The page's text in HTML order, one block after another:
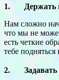
1. Держать
Нам сложно
что мы не
есть четкие
тебе
2.